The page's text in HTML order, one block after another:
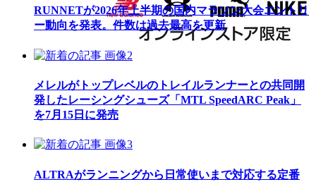
RUNNETが2026年上半期の国内マラソン大会エントリ
ー動向を発表。件数は過去最高を更新
メレルがトップレベルのトレイルランナーとの共同開
発したレーシングシューズ「MTL SpeedARC Peak」
を7月15日に発売
ALTRAがランニングから日常使いまで対応する定番